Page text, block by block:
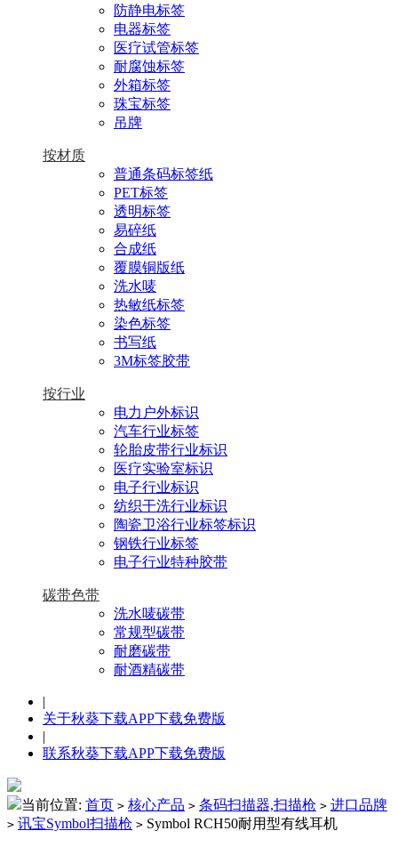
防静电标签
电器标签
医疗试管标签
耐腐蚀标签
外箱标签
珠宝标签
吊牌
按材质
普通条码标签纸
PET标签
透明标签
易碎纸
合成纸
覆膜铜版纸
洗水唛
热敏纸标签
染色标签
书写纸
3M标签胶带
按行业
电力户外标识
汽车行业标签
轮胎皮带行业标识
医疗实验室标识
电子行业标识
纺织干洗行业标识
陶瓷卫浴行业标签标识
钢铁行业标签
电子行业特种胶带
碳带色带
洗水唛碳带
常规型碳带
耐磨碳带
耐酒精碳带
|
关于秋葵下载APP下载免费版
|
联系秋葵下载APP下载免费版
当前位置: 首页 > 核心产品 > 条码扫描器,扫描枪 > 进口品牌
> 讯宝Symbol扫描枪 > Symbol RCH50耐用型有线耳机